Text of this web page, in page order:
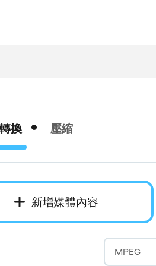
轉換 壓縮
新增媒體內容
MPEG